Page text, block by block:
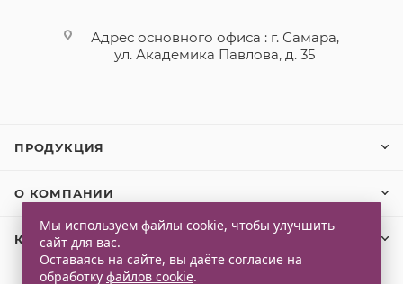
Адрес основного офиса : г. Самара,
ул. Академика Павлова, д. 35
ПРОДУКЦИЯ
О КОМПАНИИ
КЛИЕНТАМ
Мы используем файлы cookie, чтобы улучшить
сайт для вас.
Оставаясь на сайте, вы даёте согласие на
обработку файлов cookie.